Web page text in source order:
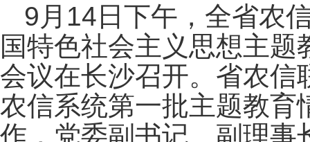
9月14日下午，全省农
国特色社会主义思想主
会议在长沙召开。省农
农信系统第一批主题教育
作，党委副书记、副理事